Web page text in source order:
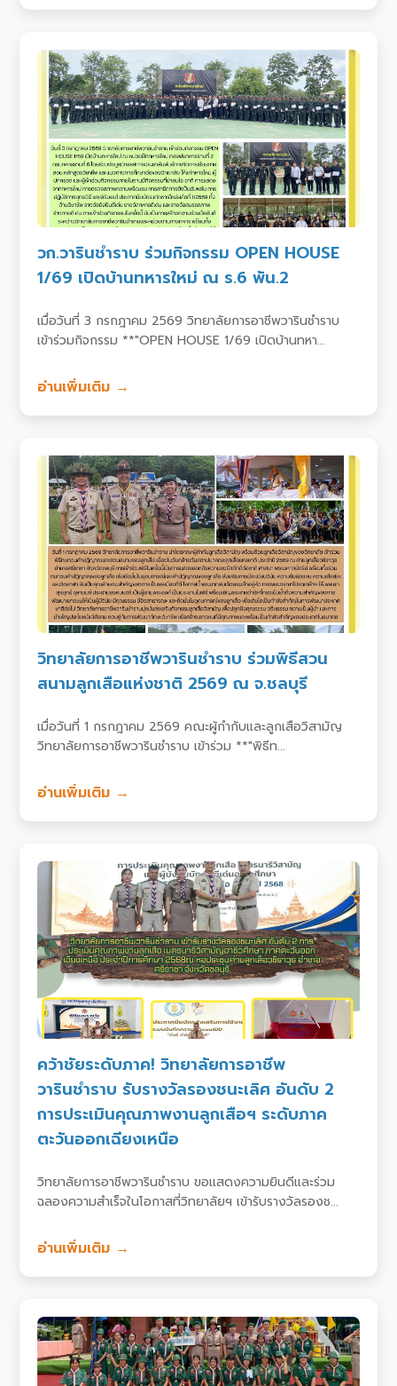
วก.วารินชำราบ ร่วมกิจกรรม OPEN HOUSE
1/69 เปิดบ้านทหารใหม่ ณ ร.6 พัน.2
เมื่อวันที่ 3 กรกฎาคม 2569 วิทยาลัยการอาชีพวารินชำราบ
เข้าร่วมกิจกรรม **"OPEN HOUSE 1/69 เปิดบ้านทหา...
อ่านเพิ่มเติม →
วิทยาลัยการอาชีพวารินชำราบ ร่วมพิธีสวน
สนามลูกเสือแห่งชาติ 2569 ณ จ.ชลบุรี
เมื่อวันที่ 1 กรกฎาคม 2569 คณะผู้กำกับและลูกเสือวิสามัญ
วิทยาลัยการอาชีพวารินชำราบ เข้าร่วม **"พิธีท...
อ่านเพิ่มเติม →
คว้าชัยระดับภาค! วิทยาลัยการอาชีพ
วารินชำราบ รับรางวัลรองชนะเลิศ อันดับ 2
การประเมินคุณภาพงานลูกเสือฯ ระดับภาค
ตะวันออกเฉียงเหนือ
วิทยาลัยการอาชีพวารินชำราบ ขอแสดงความยินดีและร่วม
ฉลองความสำเร็จในโอกาสที่วิทยาลัยฯ เข้ารับรางวัลรองช...
อ่านเพิ่มเติม →